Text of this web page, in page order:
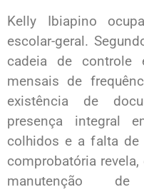
Kelly Ibiapino
escolar-geral.
cadeia de controle
mensais de
existência de
presença integral
colhidos e a falta de
comprobatória
manutenção